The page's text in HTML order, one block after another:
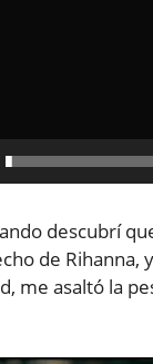
descubrí
de Rihanna,
me asaltó la